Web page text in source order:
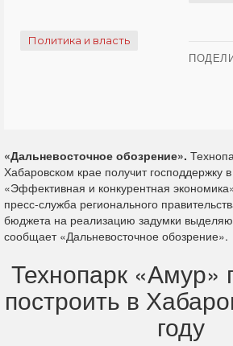
Политика и власть
«Дальневосточное обозрение».
Хабаровском крае получит господдержку
«Эффективная и конкурентная
пресс-служба регионального
бюджета на реализацию задумки
сообщает «Дальневосточное обозрение».
Технопарк «Амур»
построить в
году